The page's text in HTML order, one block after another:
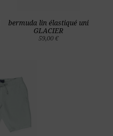
bermuda lin élastiqué uni
GLACIER
59,00 €